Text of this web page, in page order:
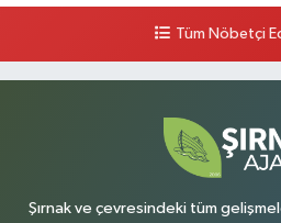
Tüm Nöbetçi
Şırnak ve çevresindeki tüm